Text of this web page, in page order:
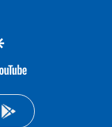
google
youtube-